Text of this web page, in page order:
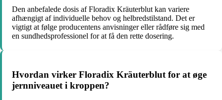
Den anbefalede dosis af Floradix Kräuterblut kan variere
afhængigt af individuelle behov og helbredstilstand. Det er
vigtigt at følge producentens anvisninger eller rådføre sig med
en sundhedsprofessionel for at få den rette dosering.
Hvordan virker Floradix Kräuterblut for at øge
jernniveauet i kroppen?